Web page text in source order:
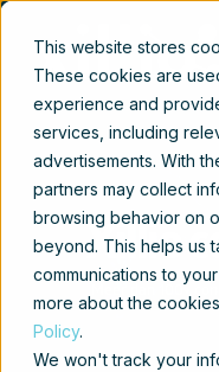
This website stores
These cookies are
experience and
services, including
advertisements. With
partners may collect
browsing behavior on
beyond. This helps us
communications to
more about the
Policy.
We won't track your
Xillio